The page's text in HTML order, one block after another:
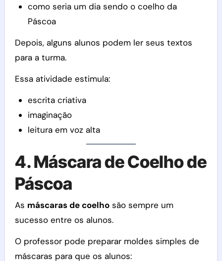
como seria um dia sendo o coelho da
Páscoa
Depois, alguns alunos podem ler seus textos
para a turma.
Essa atividade estimula:
escrita criativa
imaginação
leitura em voz alta
4. Máscara de Coelho de
Páscoa
As máscaras de coelhosão sempre um
sucesso entre os alunos.
O professor pode preparar moldes simples de
máscaras para que os alunos: